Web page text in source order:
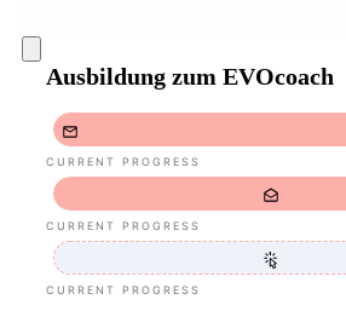
Ausbildung zum EVOcoach
CURRENT PROGRESS
CURRENT PROGRESS
CURRENT PROGRESS